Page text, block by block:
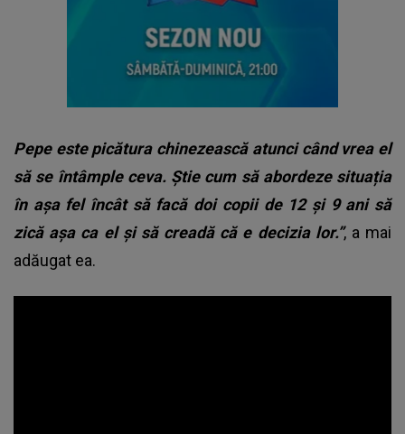
Pepe este picătura chinezească atunci când vrea el
să se întâmple ceva. Știe cum să abordeze situația
în așa fel încât să facă doi copii de 12 și 9 ani să
zică așa ca el și să creadă că e decizia lor.”, a mai
adăugat ea.